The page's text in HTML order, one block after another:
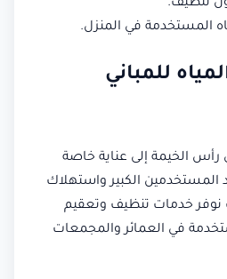
تنظيف.
المستخدمة في المنزل.
للمباني
رأس الخيمة إلى عناية خاصة
المستخدمين الكبير واستهلاك
نوفر خدمات تنظيف وتعقيم
في العمائر والمجمعات